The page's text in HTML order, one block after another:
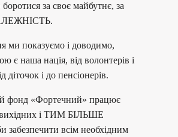
за своє майбутнє, за
ми показуємо і доводимо,
є наша нація, від волонтерів і
діточок і до пенсіонерів.
фонд «Фортечний» працює
і ТИМ БІЛЬШЕ
забезпечити всім необхідним